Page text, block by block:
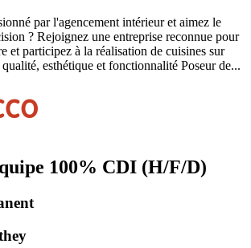
par l'agencement intérieur et aimez le
? Rejoignez une entreprise reconnue pour
et participez à la réalisation de cuisines sur
esthétique et fonctionnalité Poseur de...
100% CDI (H/F/D)